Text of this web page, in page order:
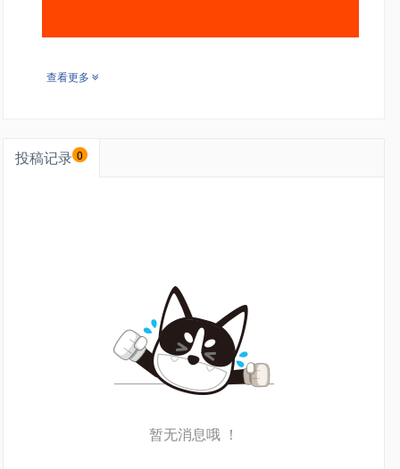
查看更多
投稿记录 0
暂无消息哦 ！